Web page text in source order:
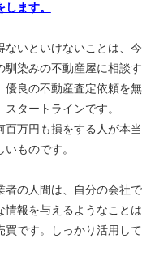
ます。
ないといけないことは、
馴染みの不動産屋に相談
優良の不動産査定依頼を
タートラインです。
百万円も損をする人が本
ものです。
の人間は、自分の会社で
情報を与えるようなこと
です。しっかり活用して